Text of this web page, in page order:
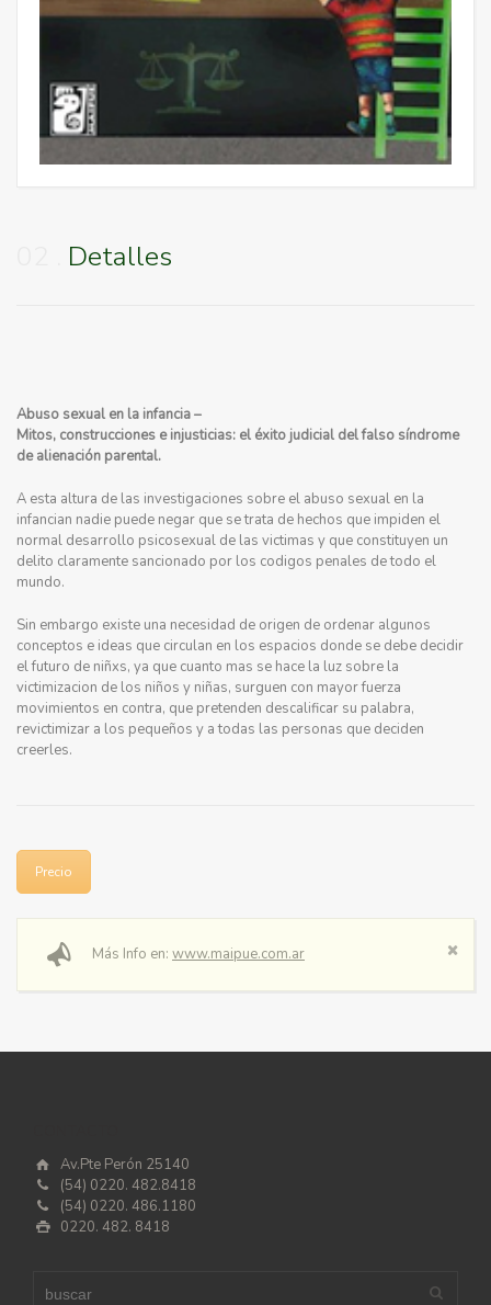
Detalles
Abuso sexual en la infancia –
Mitos, construcciones e injusticias: el éxito judicial del falso síndrome
de alienación parental.
A esta altura de las investigaciones sobre el abuso sexual en la
infancian nadie puede negar que se trata de hechos que impiden el
normal desarrollo psicosexual de las victimas y que constituyen un
delito claramente sancionado por los codigos penales de todo el
mundo.
Sin embargo existe una necesidad de origen de ordenar algunos
conceptos e ideas que circulan en los espacios donde se debe decidir
el futuro de niñxs, ya que cuanto mas se hace la luz sobre la
victimizacion de los niños y niñas, surguen con mayor fuerza
movimientos en contra, que pretenden descalificar su palabra,
revictimizar a los pequeños y a todas las personas que deciden
creerles.
Precio
Más Info en: www.maipue.com.ar
Av.Pte Perón 25140
(54) 0220. 482.8418
(54) 0220. 486.1180
0220. 482. 8418